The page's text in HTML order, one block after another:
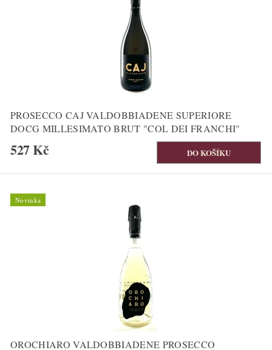
PROSECCO CAJ VALDOBBIADENE SUPERIORE
DOCG MILLESIMATO BRUT "COL DEI FRANCHI"
527 Kč
Novinka
OROCHIARO VALDOBBIADENE PROSECCO